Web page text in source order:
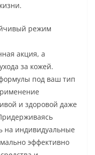
режим
акция, а
за кожей.
под ваш тип
и здоровой даже
на индивидуальные
эффективно